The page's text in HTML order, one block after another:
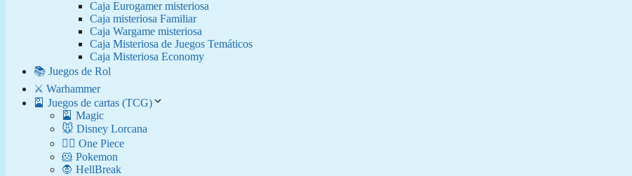
Caja Eurogamer misteriosa
Caja misteriosa Familiar
Caja Wargame misteriosa
Caja Misteriosa de Juegos Temáticos
Caja Misteriosa Economy
📚 Juegos de Rol
⚔️ Warhammer
🎴 Juegos de cartas (TCG)
🎴 Magic
🐭 Disney Lorcana
🏴‍☠️ One Piece
🐹 Pokemon
🧛​ HellBreak